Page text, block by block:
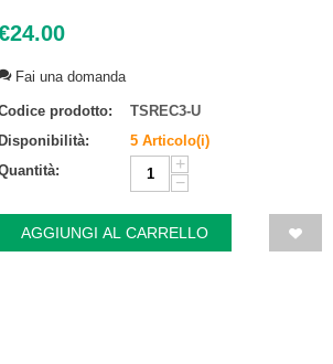
24.00
Fai una domanda
prodotto:
TSREC3-U
Disponibilità:
5 Articolo(i)
+
−
AGGIUNGI AL CARRELLO